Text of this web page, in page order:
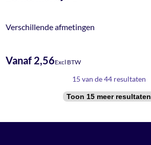
Verschillende afmetingen
Vanaf 2,56Excl BTW
15 van de 44 resultaten
Toon 15 meer resultaten